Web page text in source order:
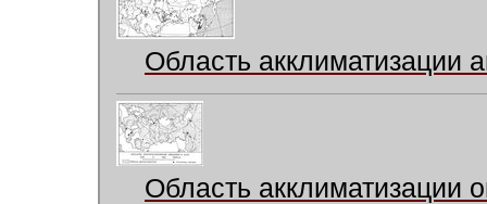
Область акклиматизации
Область акклиматизации